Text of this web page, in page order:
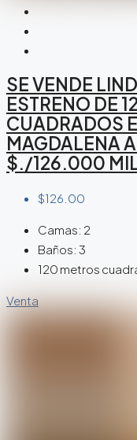
SE VENDE
ESTRENO DE
CUADRADOS
MAGDALENA
$./126.000
$126.00
Camas: 2
Baños: 3
120 metros
Venta